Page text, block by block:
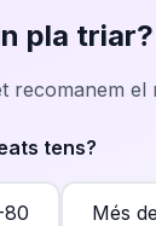
pla triar?
recomanem el
tens?
80 Més